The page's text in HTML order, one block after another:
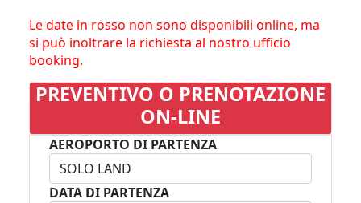
Le date in rosso non sono disponibili online, ma
si può inoltrare la richiesta al nostro ufficio
booking.
PREVENTIVO O PRENOTAZIONE
ON-LINE
AEROPORTO DI PARTENZA
DATA DI PARTENZA